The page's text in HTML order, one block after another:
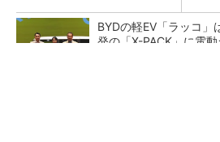
BYDの軽EV「ラッコ」
発の「X-PACK」に電動